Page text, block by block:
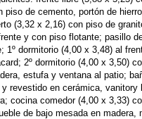
piso de cemento, portón de
(3,32 x 2,16) con piso de
y con piso flotante; pasillo
1º dormitorio (4,00 x 3,48) al
2º dormitorio (4,00 x 3,50)
estufa y ventana al patio;
revestido en cerámica, vanitory
cocina comedor (4,00 x 3,33)
de bajo mesada en madera,